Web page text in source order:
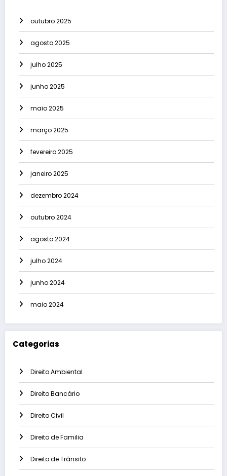
outubro 2025
agosto 2025
julho 2025
junho 2025
maio 2025
março 2025
fevereiro 2025
janeiro 2025
dezembro 2024
outubro 2024
agosto 2024
julho 2024
junho 2024
maio 2024
Categorias
Direito Ambiental
Direito Bancário
Direito Civil
Direito de Familia
Direito de Trânsito